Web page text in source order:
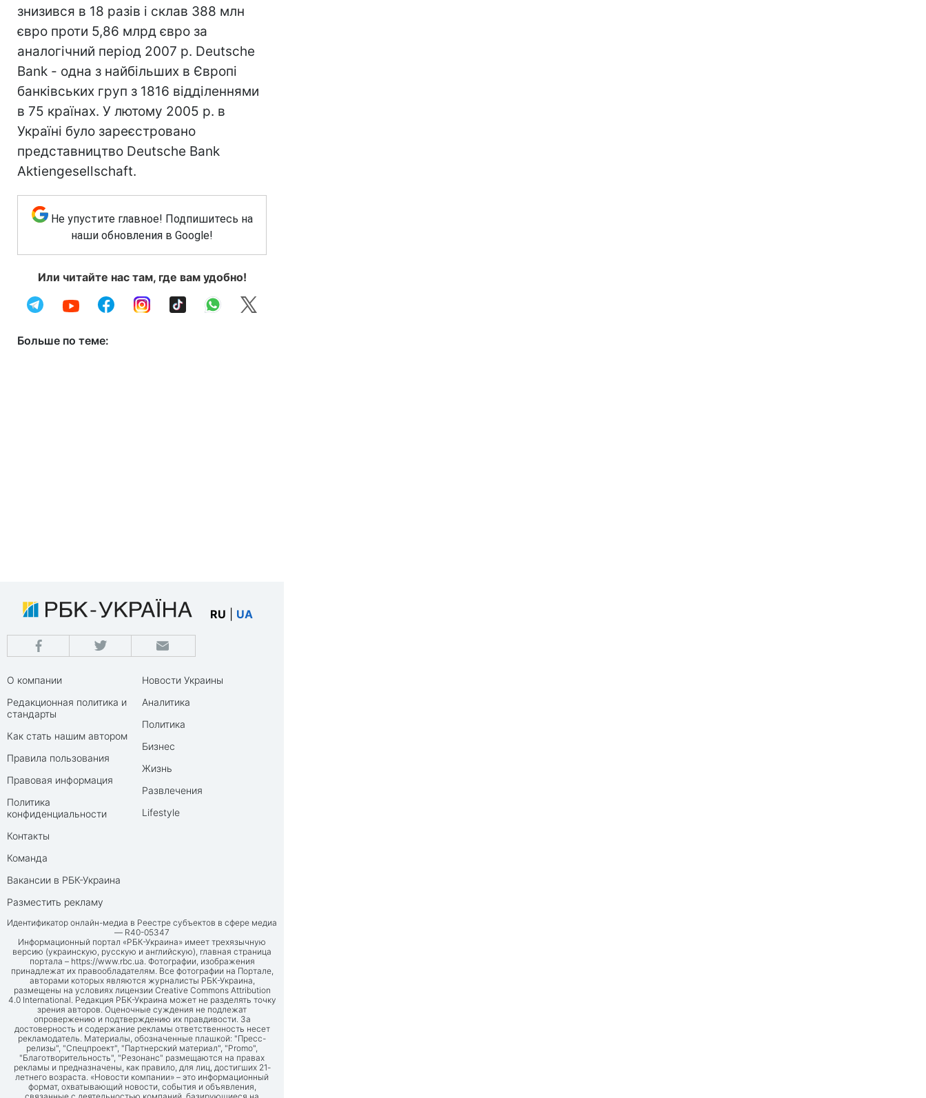
знизився в 18 разів і склав 388 млн
євро проти 5,86 млрд євро за
аналогічний період 2007 р. Deutsche
Bank - одна з найбільших в Європі
банківських груп з 1816 відділеннями
в 75 країнах. У лютому 2005 р. в
Україні було зареєстровано
представництво Deutsche Bank
Aktiengesellschaft.
Не упустите главное! Подпишитесь на
наши обновления в Google!
Или читайте нас там, где вам удобно!
Больше по теме:
RU UA
О компании
Редакционная политика и
стандарты
Как стать нашим автором
Правила пользования
Правовая информация
Политика
конфиденциальности
Контакты
Команда
Вакансии в РБК-Украина
Разместить рекламу
Новости Украины
Аналитика
Политика
Бизнес
Жизнь
Развлечения
Lifestyle
Идентификатор онлайн-медиа в Реестре субъектов в сфере медиа
— R40-05347
Информационный портал «РБК-Украина» имеет трехязычную
версию (украинскую, русскую и английскую), главная страница
портала – https://www.rbc.ua. Фотографии, изображения
принадлежат их правообладателям. Все фотографии на Портале,
авторами которых являются журналисты РБК-Украина,
размещены на условиях лицензии Creative Commons Attribution
4.0 International. Редакция РБК-Украина может не разделять точку
зрения авторов. Оценочные суждения не подлежат
опровержению и подтверждению их правдивости. За
достоверность и содержание рекламы ответственность несет
рекламодатель. Материалы, обозначенные плашкой: "Пресс-
релизы", "Спецпроект", "Партнерский материал", "Promo",
"Благотворительность", "Резонанс" размещаются на правах
рекламы и предназначены, как правило, для лиц, достигших 21-
летнего возраста. «Новости компании» – это информационный
формат, охватывающий новости, события и объявления,